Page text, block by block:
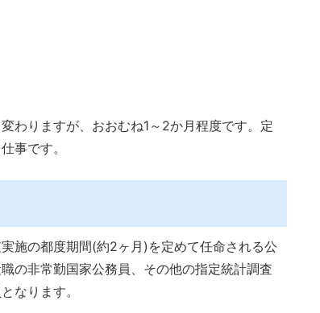
わりますが、おおむね1～2か月程度です。定
事です。
施の都度期間(約2ヶ月)を定めて任命される公
の非常勤国家公務員、その他の指定統計調査
なります。